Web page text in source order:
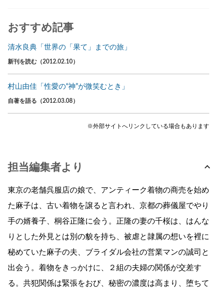
おすすめ記事
清水良典「世界の「果て」までの旅」
新刊を読む（2012.02.10）
村山由佳「性愛の“神”が微笑むとき」
自著を語る（2012.03.08）
※外部サイトへリンクしている場合もあります
担当編集者より
東京の老舗呉服店の娘で、アンティーク着物の商売を始め
た麻子は、古い着物を譲ると言われ、京都の葬儀屋でやり
手の婿養子、桐谷正隆に会う。正隆の妻の千桜は、はんな
りとした外見とは別の貌を持ち、被虐と隷属の想いを裡に
秘めていた麻子の夫、ブライダル会社の営業マンの誠司と
出会う。着物をきっかけに、２組の夫婦の関係が交差す
る。共犯関係は緊張をおび、秘密の濃度は高まり、堕ちて